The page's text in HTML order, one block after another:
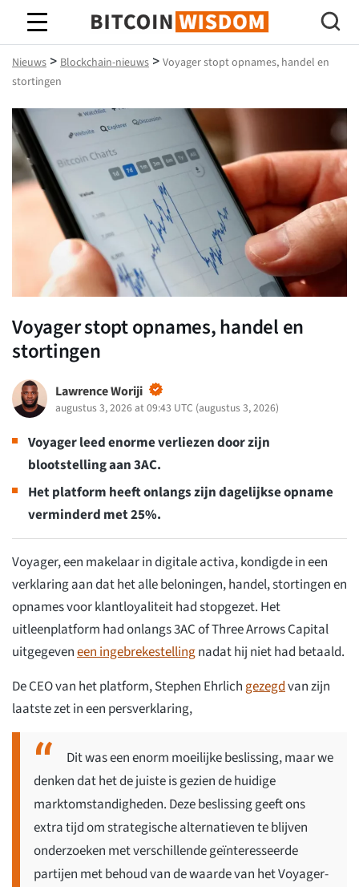
Bitcoin-wijsheid
Nieuws > Blockchain-nieuws > Voyager stopt opnames, handel en
stortingen
Voyager stopt opnames, handel en
stortingen
Lawrence Woriji
augustus 3, 2026 at 09:43 UTC (augustus 3, 2026)
Voyager leed enorme verliezen door zijn
blootstelling aan 3AC.
Het platform heeft onlangs zijn dagelijkse opname
verminderd met 25%.
Voyager, een makelaar in digitale activa, kondigde in een
verklaring aan dat het alle beloningen, handel, stortingen en
opnames voor klantloyaliteit had stopgezet. Het
uitleenplatform had onlangs 3AC of Three Arrows Capital
uitgegeveneen ingebrekestellingnadat hij niet had betaald.
De CEO van het platform, Stephen Ehrlichgezegdvan zijn
laatste zet in een persverklaring,
Dit was een enorm moeilijke beslissing, maar we
denken dat het de juiste is gezien de huidige
marktomstandigheden. Deze beslissing geeft ons
extra tijd om strategische alternatieven te blijven
onderzoeken met verschillende geïnteresseerde
partijen met behoud van de waarde van het Voyager-